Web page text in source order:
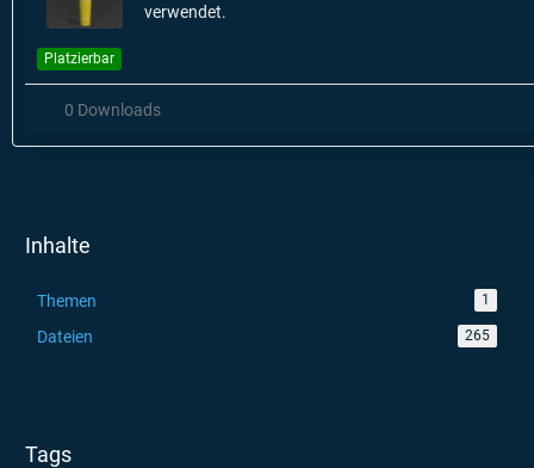
verwendet.
Platzierbar
0 Downloads
Inhalte
Themen 1
Dateien 265
Tags